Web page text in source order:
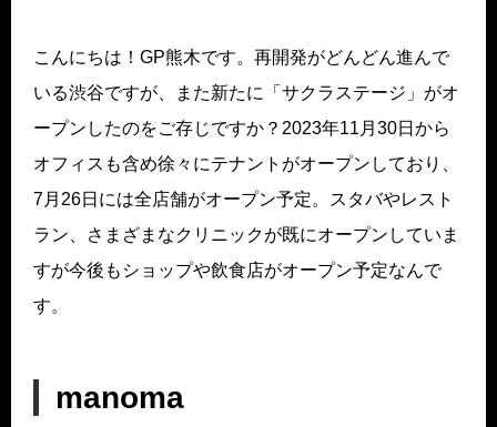
こんにちは！GP熊木です。再開発がどんどん進んで
いる渋谷ですが、また新たに「サクラステージ」がオ
ープンしたのをご存じですか？2023年11月30日から
オフィスも含め徐々にテナントがオープンしており、
7月26日には全店舗がオープン予定。スタバやレスト
ラン、さまざまなクリニックが既にオープンしていま
すが今後もショップや飲食店がオープン予定なんで
す。
manoma